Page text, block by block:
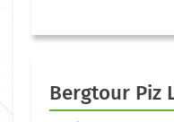
Bergtour Piz